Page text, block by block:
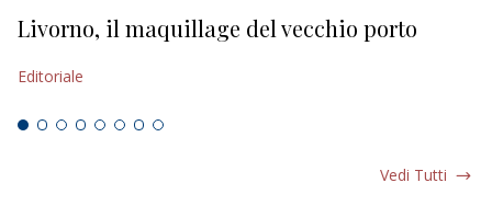
Livorno, il maquillage del vecchio porto
Editoriale
Vedi Tutti